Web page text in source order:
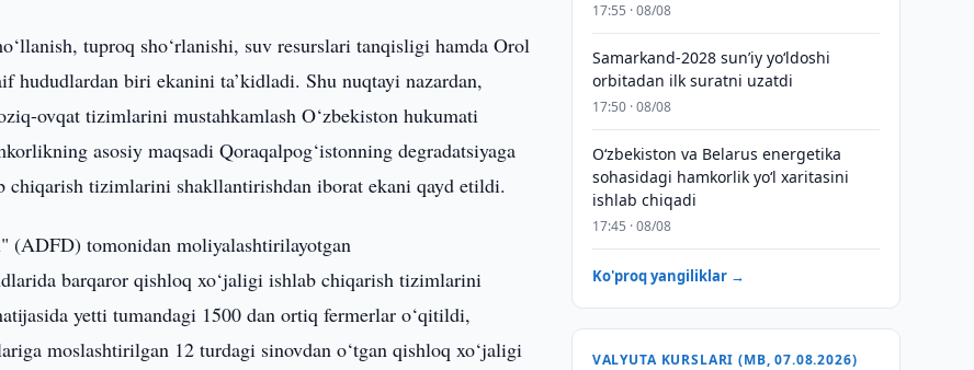
tuproq sho‘rlanishi, suv resurslari tanqisligi hamda Orol
biri ekanini ta’kidladi. Shu nuqtayi nazardan,
ovqat tizimlarini mustahkamlash O‘zbekiston hukumati
asosiy maqsadi Qoraqalpog‘istonning degradatsiyaga
chiqarish tizimlarini shakllantirishdan iborat ekani qayd etildi.
(ADFD) tomonidan moliyalashtirilayotgan
barqaror qishloq xo‘jaligi ishlab chiqarish tizimlarini
yetti tumandagi 1500 dan ortiq fermerlar o‘qitildi,
moslashtirilgan 12 turdagi sinovdan o‘tgan qishloq xo‘jaligi
17:55 · 08/08
Samarkand-2028 sunʼiy yo‘ldoshi
orbitadan ilk suratni uzatdi
17:50 · 08/08
Oʻzbekiston va Belarus energetika
sohasidagi hamkorlik yoʻl xaritasini
ishlab chiqadi
17:45 · 08/08
Ko'proq yangiliklar →
VALYUTA KURSLARI (MB, 07.08.2026)